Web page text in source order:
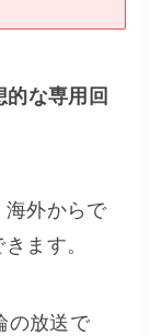
な専用回
海外からで
ます。
の放送で